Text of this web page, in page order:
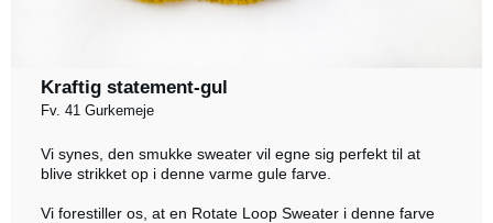
Kraftig statement-gul
Fv. 41 Gurkemeje
Vi synes, den smukke sweater vil egne sig perfekt til at
blive strikket op i denne varme gule farve.
Vi forestiller os, at en Rotate Loop Sweater i denne farve